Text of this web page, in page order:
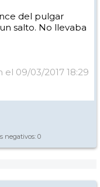
del pulgar
salto. No llevaba
09/03/2017 18:29
negativos: 0